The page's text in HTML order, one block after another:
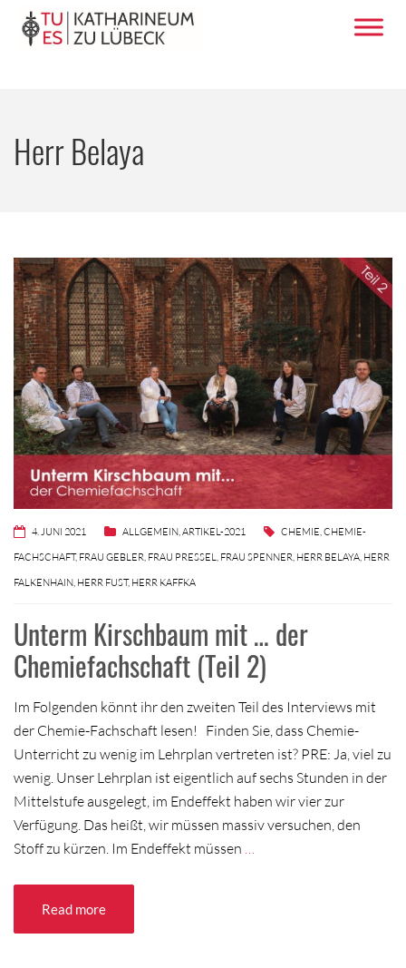
Herr Belaya
4. JUNI 2021 ALLGEMEIN,ARTIKEL-2021 CHEMIE,CHEMIE-
FACHSCHAFT, FRAU GEBLER, FRAU PRESSEL, FRAU SPENNER, HERR BELAYA, HERR
FALKENHAIN, HERR FUST, HERR KAFFKA
Unterm Kirschbaum mit … der
Chemiefachschaft (Teil 2)
Im Folgenden könnt ihr den zweiten Teil des Interviews mit
der Chemie-Fachschaft lesen! Finden Sie, dass Chemie-
Unterricht zu wenig im Lehrplan vertreten ist? PRE: Ja, viel zu
wenig. Unser Lehrplan ist eigentlich auf sechs Stunden in der
Mittelstufe ausgelegt, im Endeffekt haben wir vier zur
Verfügung. Das heißt, wir müssen massiv versuchen, den
Stoff zu kürzen. Im Endeffekt müssen …
Read more